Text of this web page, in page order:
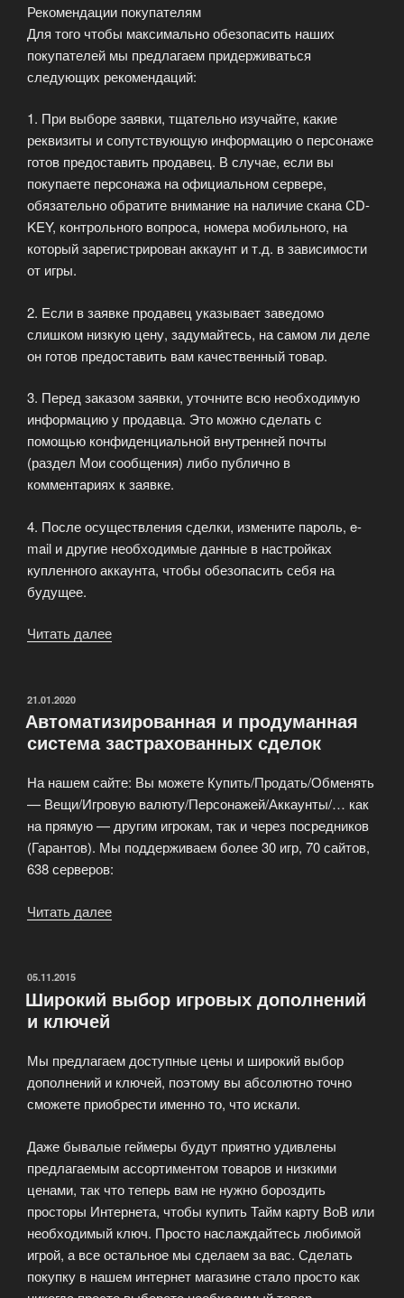
Рекомендации покупателям
Для того чтобы максимально обезопасить наших
покупателей мы предлагаем придерживаться
следующих рекомендаций:
1. При выборе заявки, тщательно изучайте, какие
реквизиты и сопутствующую информацию о персонаже
готов предоставить продавец. В случае, если вы
покупаете персонажа на официальном сервере,
обязательно обратите внимание на наличие скана CD-
KEY, контрольного вопроса, номера мобильного, на
который зарегистрирован аккаунт и т.д. в зависимости
от игры.
2. Если в заявке продавец указывает заведомо
слишком низкую цену, задумайтесь, на самом ли деле
он готов предоставить вам качественный товар.
3. Перед заказом заявки, уточните всю необходимую
информацию у продавца. Это можно сделать с
помощью конфиденциальной внутренней почты
(раздел Мои сообщения) либо публично в
комментариях к заявке.
4. После осуществления сделки, измените пароль, e-
mail и другие необходимые данные в настройках
купленного аккаунта, чтобы обезопасить себя на
будущее.
Читать далее
покупателей
и
ОПУБЛИКОВАНО
21.01.2020
Автоматизированная и продуманная
система застрахованных сделок
На нашем сайте: Вы можете Купить/Продать/Обменять
— Вещи/Игровую валюту/Персонажей/Аккаунты/… как
на прямую — другим игрокам, так и через посредников
(Гарантов). Мы поддерживаем более 30 игр, 70 сайтов,
638 серверов:
Читать далее
застрахованных
ОПУБЛИКОВАНО
05.11.2015
Широкий выбор игровых дополнений
и ключей
Мы предлагаем доступные цены и широкий выбор
дополнений и ключей, поэтому вы абсолютно точно
сможете приобрести именно то, что искали.
Даже бывалые геймеры будут приятно удивлены
предлагаемым ассортиментом товаров и низкими
ценами, так что теперь вам не нужно бороздить
просторы Интернета, чтобы купить Тайм карту ВоВ или
необходимый ключ. Просто наслаждайтесь любимой
игрой, а все остальное мы сделаем за вас. Сделать
покупку в нашем интернет магазине стало просто как